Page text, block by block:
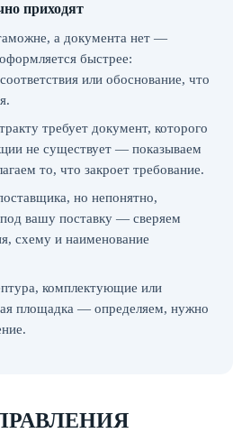
приходят
а документа нет —
быстрее:
или обоснование, что
требует документ, которого
не существует — показываем
то, что закроет требование.
но непонятно,
вашу поставку — сверяем
схему и наименование
комплектующие или
площадка — определяем, нужно